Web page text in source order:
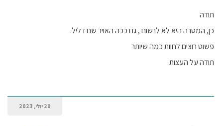
תודה
כן, המטרה היא לא לנשום , גם ככה האויר שם דליל.
פשוט רוצים לחוות כמה שיותר
תודה על העצות
20 יולי, 2023